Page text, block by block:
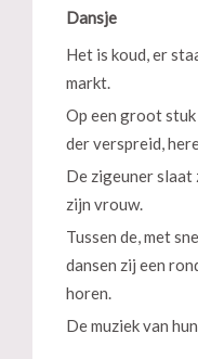
Dansje
Het is koud, er
markt.
Op een groot
der verspreid,
De zigeuner slaat
zijn vrouw.
Tussen de, met
dansen zij een
horen.
De muziek van